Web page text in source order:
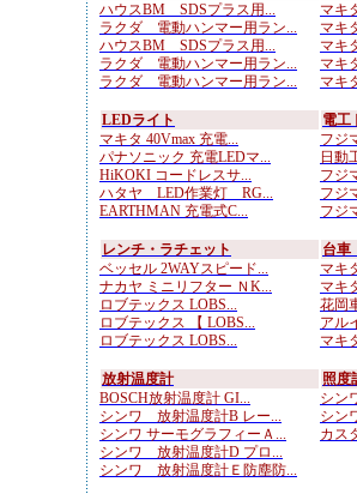
ハウスBM SDSプラス用...
ラクダ 電動ハンマー用ラン...
ハウスBM SDSプラス用...
ラクダ 電動ハンマー用ラン...
ラクダ 電動ハンマー用ラン...
マキ
マキ
マキ
マキ
マキ
LEDライト
マキタ 40Vmax 充電...
パナソニック 充電LEDマ...
HiKOKI コードレスサ...
ハタヤ LED作業灯 RG...
EARTHMAN 充電式C...
電工
フジ
日動
フジ
フジ
フジ
レンチ・ラチェット
ベッセル 2WAYスピード...
ナカヤ ミニリフター ＮK...
ロブテックス LOBS...
ロブテックス 【 LOBS...
ロブテックス LOBS...
台車
マキ
マキ
花岡
アル
マキ
放射温度計
BOSCH放射温度計 GI...
シンワ 放射温度計B レー...
シンワ サーモグラフィーＡ...
シンワ 放射温度計D プロ...
シンワ 放射温度計Ｅ防塵防...
照度
シン
シン
カス